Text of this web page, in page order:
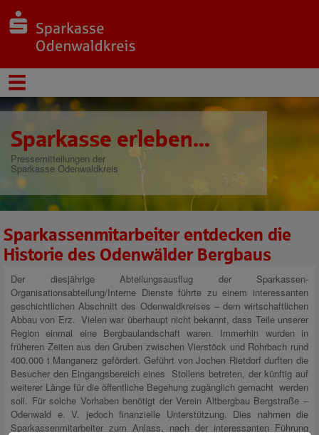
Sparkasse erleben...
Pressemitteilungen der
Sparkasse Odenwaldkreis
Sparkassenmitarbeiter entdecken die
Historie des Odenwälder Bergbaus
Der diesjährige Abteilungsausflug der Sparkassen-
Organisationsabteilung/Interne Dienste führte zu einem interessanten
geschichtlichen Abschnitt des Odenwaldkreises – dem wirtschaftlichen
Abbau von Erz. Vielen war überhaupt nicht bekannt, dass Teile unserer
Region einmal eine Bergbaulandschaft waren. Immerhin wurden in
früheren Zeiten aus den Gruben zwischen Vierstöck und Rohrbach rund
400.000 t Manganerz gefördert. Geführt von Jochen Rietdorf durften die
Besucher den Eingangsbereich eines Stollens betreten, der künftig auf
weiterer Länge für die öffentliche Begehung zugänglich gemacht werden
soll. Für solche Vorhaben benötigt der Verein Altbergbau Bergstraße –
Odenwald e. V. jedoch finanzielle Unterstützung. Dies nahmen die
Sparkassenmitarbeiter zum Anlass, nach der interessanten Führung